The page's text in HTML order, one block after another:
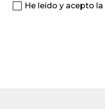
He leído y acepto la